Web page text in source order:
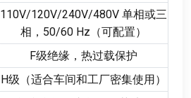
110V/120V/240V/480V 单相或三
相 ，50/60 Hz（可配置）
F级绝缘 ， 热过载保护
H级（适合车间和工厂密集使用）